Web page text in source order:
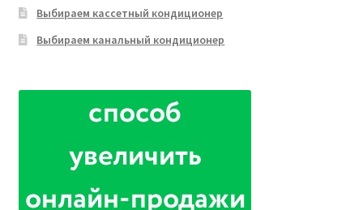
Выбираем кассетный кондиционер
Выбираем канальный кондиционер